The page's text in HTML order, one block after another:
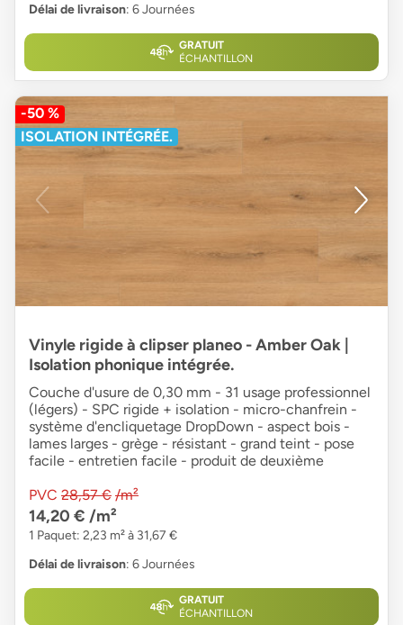
Délai de livraison: 6 Journées
GRATUIT
ÉCHANTILLON
-50 %
ISOLATION INTÉGRÉE.
Vinyle rigide à clipser planeo - Amber Oak |
Isolation phonique intégrée.
Couche d'usure de 0,30 mm - 31 usage professionnel
(légers) - SPC rigide + isolation - micro-chanfrein -
système d'encliquetage DropDown - aspect bois -
lames larges - grège - résistant - grand teint - pose
facile - entretien facile - produit de deuxième
PVC 28,57 € /m²
14,20 € /m²
1 Paquet: 2,23 m² à 31,67 €
Délai de livraison: 6 Journées
GRATUIT
ÉCHANTILLON